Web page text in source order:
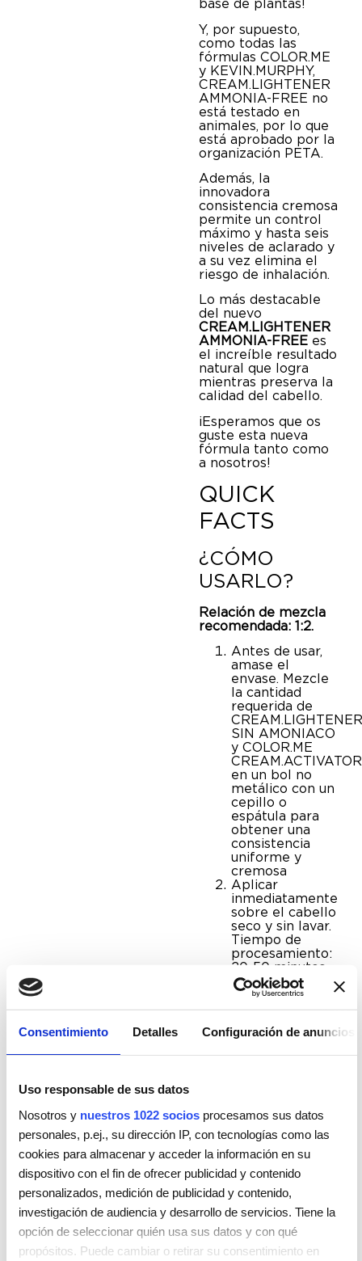
Consentimiento Detalles Configuración de anuncios
Uso responsable de sus datos
Nosotros y nuestros 1022 socios procesamos sus datos
personales, p.ej., su dirección IP, con tecnologías como las
cookies para almacenar y acceder la información en su
dispositivo con el fin de ofrecer publicidad y contenido
personalizados, medición de publicidad y contenido,
investigación de audiencia y desarrollo de servicios. Tiene la
opción de seleccionar quién usa sus datos y con qué
propósitos. Puede cambiar o retirar su consentimiento en
base de plantas!
Y, por supuesto,
como todas las
fórmulas COLOR.ME
y KEVIN.MURPHY,
CREAM.LIGHTENER
AMMONIA-FREE no
está testado en
animales, por lo que
está aprobado por la
organización PETA.
Además, la
innovadora
consistencia cremosa
permite un control
máximo y hasta seis
niveles de aclarado y
a su vez elimina el
riesgo de inhalación.
Lo más destacable
del nuevo
CREAM.LIGHTENER
AMMONIA-FREE es
el increíble resultado
natural que logra
mientras preserva la
calidad del cabello.
¡Esperamos que os
guste esta nueva
fórmula tanto como
a nosotros!
QUICK
FACTS
¿CÓMO
USARLO?
Relación de mezcla
recomendada: 1:2.
Antes de usar,
amase el
envase. Mezcle
la cantidad
requerida de
SIN AMONIACO
y COLOR.ME
CREAM.ACTIVATOR
en un bol no
metálico con un
cepillo o
espátula para
obtener una
consistencia
uniforme y
cremosa
Aplicar
inmediatamente
sobre el cabello
seco y sin lavar.
Tiempo de
procesamiento:
20-50 minutos.
Revise el
cabello con
frecuencia hasta
de aclaración
lavar el cabello
con un champú
suave.
¿PARA QUIÉN
ES?
¡Cualquiera que
quiera aclarar su
cabello sin